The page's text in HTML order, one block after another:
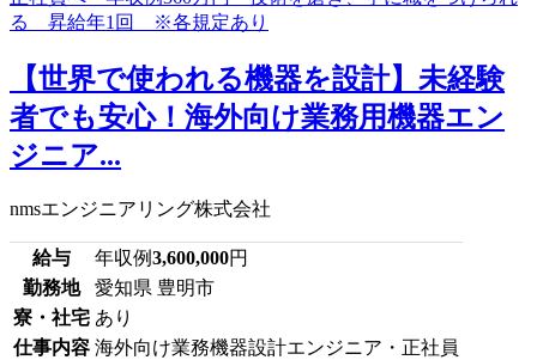
【世界で使われる機器を設計】未経験
者でも安心！海外向け業務用機器エン
ジニア...
nmsエンジニアリング株式会社
給与 年収例3,600,000円
勤務地
愛知県 豊明市
寮・社宅 あり
仕事内容 海外向け業務機器設計エンジニア・正社員